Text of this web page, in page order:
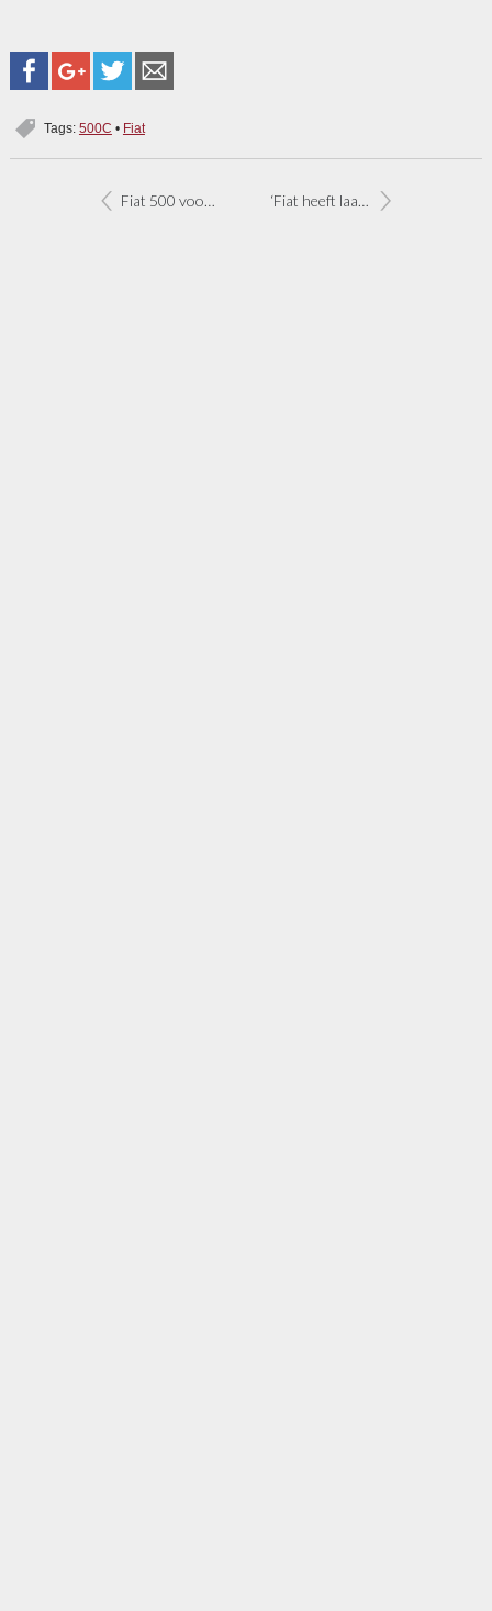
Tags: 500C • Fiat
Fiat 500 voor jarige Barbie ‘Fiat heeft laagste gemiddelde CO2-uitstoot’